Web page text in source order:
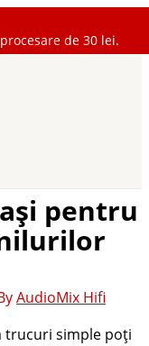
de 30 lei.
pentru
AudioMix Hifi
trucuri simple poți